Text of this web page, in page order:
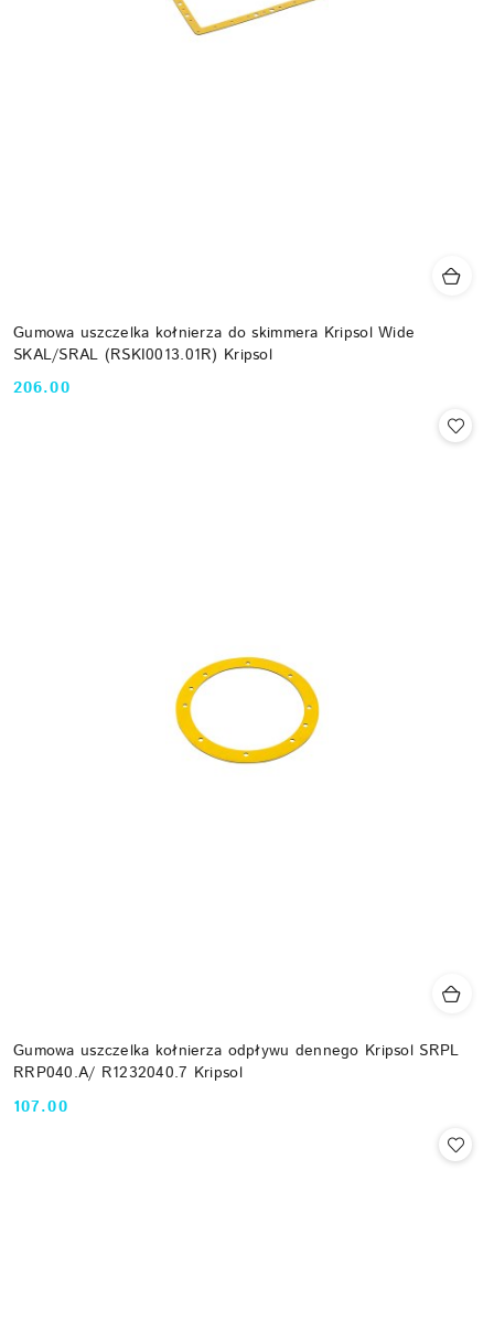
Gumowa uszczelka kołnierza do skimmera Kripsol Wide
SKAL/SRAL (RSKI0013.01R) Kripsol
Cena:
206.00
Gumowa uszczelka kołnierza odpływu dennego Kripsol SRPL
RRP040.A/ R1232040.7 Kripsol
Cena:
107.00